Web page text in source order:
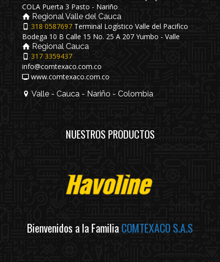
COLA Puerta 3 Pasto - Nariño
Regional Valle del Cauca
318 0587697 Terminal Logístico Valle del Pacifico
Bodega 10 B Calle 15 No. 25 A 207 Yumbo - Valle
Regional Cauca
317 3359437
info@comtexaco.com.co
www.comtexaco.com.co
Valle - Cauca - Nariño - Colombia
NUESTROS PRODUCTOS
Bienvenidos a la FamiliaCOMTEXACO S.A.S